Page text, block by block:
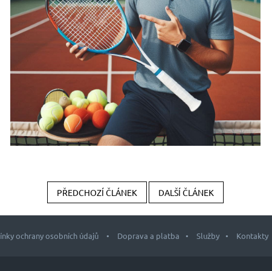
PŘEDCHOZÍ ČLÁNEK DALŠÍ ČLÁNEK
ochrany osobních údajů Doprava a platba Služby Kontakty